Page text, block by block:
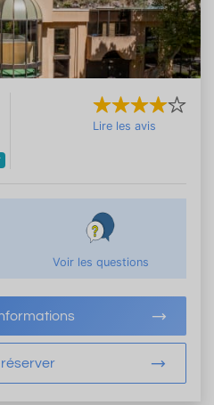
Lire les avis
Voir les questions